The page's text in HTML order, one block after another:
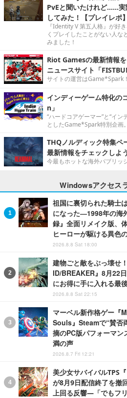
PvEと聞いたけれど……実
してみた！【プレイレポ】
『Identity V 第五人格』が好
くプレイしたことがない人な
みました！
Riot Gamesの最新情報
ニュースサイト「
サイトの運営はGame*Spark！
インディーゲーム特化
n」
“ハードコアゲーマー”と“イ
としたGame*Spark特別企画。
THQノルディック特集ペ
最新情報をチェックしよう
今最もホットな海外パブリッ
Windowsアクセス
祖国に裏切られた騎士
になった―1998年の海
録』全面リメイク版、
ヒーローが駆ける異色
2026.8.8 Sat 18:00
建物ごと敵をぶっ壊せ
ID/BREAKER』8月22
にお得に手に入れる最
2026.8.8 Sat 22:15
マーベル新作格ゲー
Souls』Steamで“賛否
摘のPC版パフォーマン
満の声
2026.8.7 Fri 12:21
美少女サバイバルTPS
が8月9日配信終了を撤
上回る反響―「でもフ